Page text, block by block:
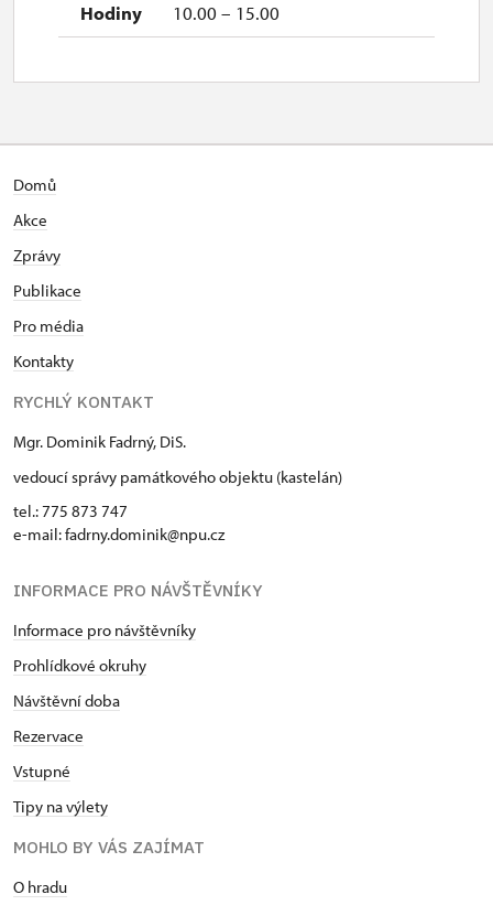
10.00 – 15.00
Domů
Akce
Zprávy
Publikace
Pro média
Kontakty
RYCHLÝ KONTAKT
Mgr. Dominik Fadrný, DiS.
vedoucí správy památkového objektu (kastelán)
tel.: 775 873 747
e-mail: fadrny.dominik@npu.cz
INFORMACE PRO NÁVŠTĚVNÍKY
Informace pro návštěvníky
Prohlídkové okruhy
Návštěvní doba
Rezervace
Vstupné
Tipy na výlety
MOHLO BY VÁS ZAJÍMAT
O hradu